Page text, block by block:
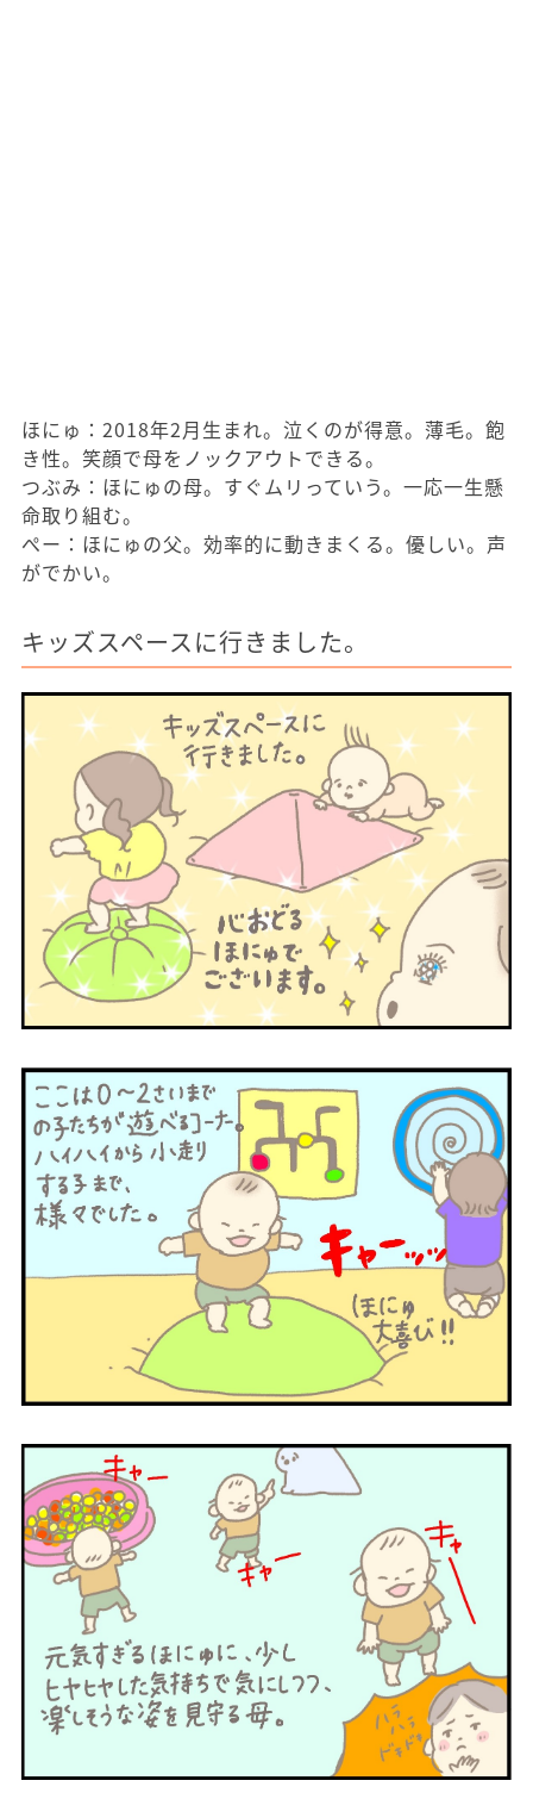
ほにゅ：2018年2月生まれ。泣くのが得意。薄毛。飽
き性。笑顔で母をノックアウトできる。
つぶみ：ほにゅの母。すぐムリっていう。一応一生懸
命取り組む。
ぺー：ほにゅの父。効率的に動きまくる。優しい。声
がでかい。
キッズスペースに行きました。